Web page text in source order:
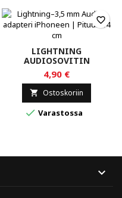
LIGHTNING
AUDIOSOVITIN
4,90 €
 Ostoskoriin
 Varastossa
favorite_border
